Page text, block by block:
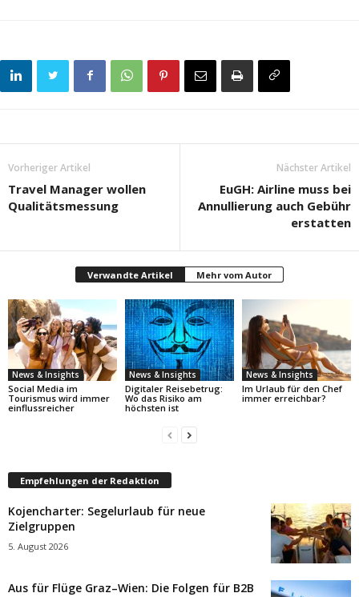
Vorheriger Artikel
Travel Manager wollen
Qualitätsmessung
Nächster Artikel
EuGH: Airline muss bei
Annullierung auch Gebühr
erstatten
Verwandte Artikel Mehr vom Autor
News & Insights
Social Media im
Tourismus wird immer
einflussreicher
News & Insights
Digitaler Reisebetrug:
Wo das Risiko am
höchsten ist
News & Insights
Im Urlaub für den Chef
immer erreichbar?
Empfehlungen der Redaktion
Kojencharter: Segelurlaub für neue
Zielgruppen
5. August 2026
Aus für Flüge Graz–Wien: Die Folgen für B2B